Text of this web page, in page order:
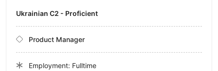
Ukrainian C2 - Proficient
Product Manager
Employment: Fulltime